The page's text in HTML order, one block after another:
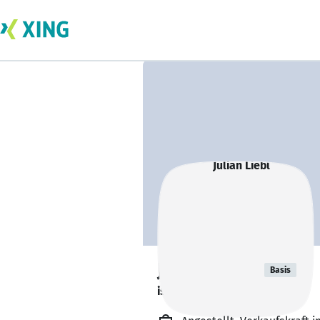
Julian Liebl Basis
ist offen für Projekte. 🔎